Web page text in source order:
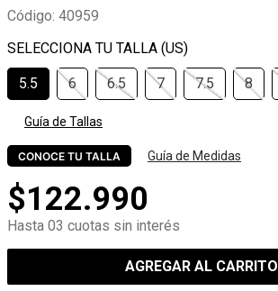
Código: 40959
5.5 6 6.5 7 7.5 8
Guía de Tallas
CONOCE TU TALLA Guía de Medidas
$122.990
Hasta 03 cuotas sin interés
AGREGAR AL CARRITO